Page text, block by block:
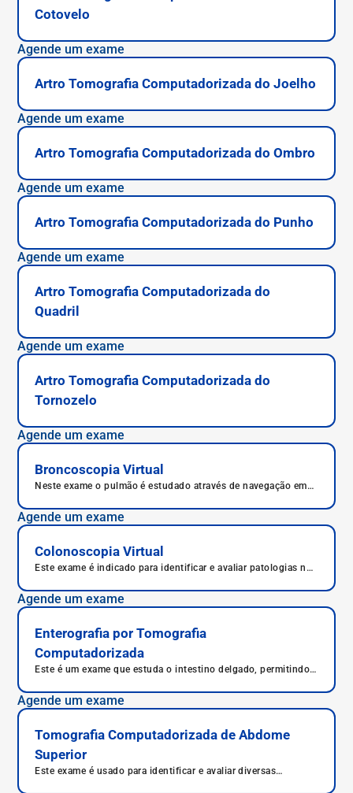
Cotovelo
Agende um exame
Artro Tomografia Computadorizada do Joelho
Agende um exame
Artro Tomografia Computadorizada do Ombro
Agende um exame
Artro Tomografia Computadorizada do Punho
Agende um exame
Artro Tomografia Computadorizada do
Quadril
Agende um exame
Artro Tomografia Computadorizada do
Tornozelo
Agende um exame
Broncoscopia Virtual
Neste exame o pulmão é estudado através de navegação em
não sendo feito com broncoscópio, como na broncoscopia
tradicional.
Agende um exame
Colonoscopia Virtual
Este exame é indicado para identificar e avaliar patologias na
Agende um exame
Enterografia por Tomografia
Computadorizada
Este é um exame que estuda o intestino delgado, permitindo
como a Doença de Crohn.
Agende um exame
Tomografia Computadorizada de Abdome
Superior
Este exame é usado para identificar e avaliar diversas